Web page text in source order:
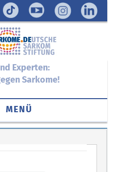
Experten:
Sarkome!
MENÜ